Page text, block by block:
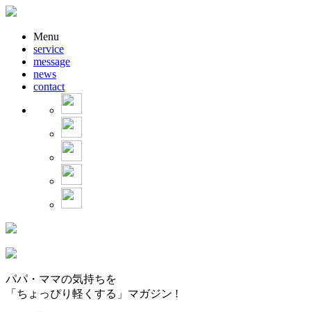
Menu
service
message
news
contact
パパ・ママの気持ちを
「ちょっぴり軽くする」マガジン !